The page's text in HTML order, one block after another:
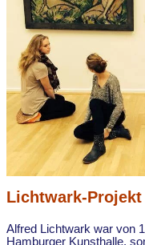
Lichtwark-
Alfred Lichtwark war von
Hamburger Kunsthalle,